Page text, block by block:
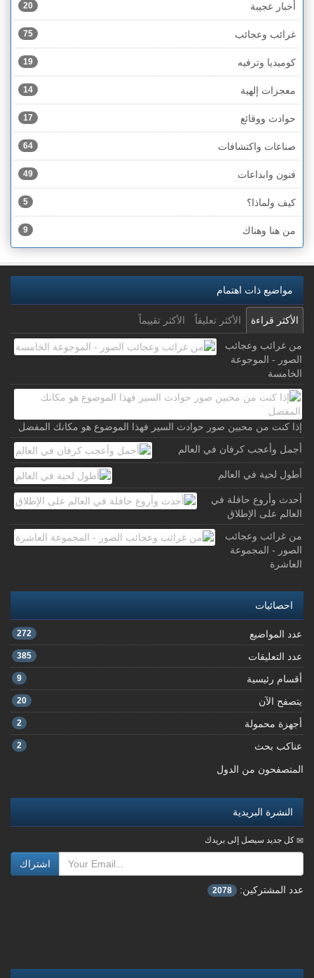
أخبار عجيبة 20
غرائب وعجائب 75
كوميديا وترفيه 19
معجزات إلهية 14
حوادث ووقائع 17
صناعات واكتشافات 64
فنون وابداعات 49
كيف ولماذا؟ 5
من هنا وهناك 9
مواضيع ذات اهتمام
الأكثر قراءة الأكثر تعليقاً الأكثر تقييماً
من غرائب وعجائب
الصور - الموجوعة
الخامسة
إذا كنت من محبين صور حوادث السير فهذا الموضوع هو مكانك المفضل
أجمل وأعجب كرفان في العالم
أطول لحية في العالم
أحدث وأروع حافلة في
العالم على الإطلاق
من غرائب وعجائب
الصور - المجموعة
العاشرة
احصائيات
عدد المواضيع 272
عدد التعليقات 385
أقسام رئيسية 9
يتصفح الآن 20
أجهزة محمولة 2
عناكب بحث 2
المتصفحون من الدول
النشرة البريدية
كل جديد سيصل إلى بريدك
اشتراك
عدد المشتركين: 2078